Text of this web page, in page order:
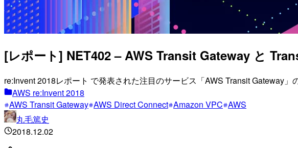
[レポート] NET402 – AWS Transit Gateway と
re:Invent 2018レポート で発表された注目のサービス「AWS Transit Gateway
AWS re:Invent 2018
AWS Transit Gateway AWS Direct Connect Amazon VPC AWS
丸毛篤史
2018.12.02